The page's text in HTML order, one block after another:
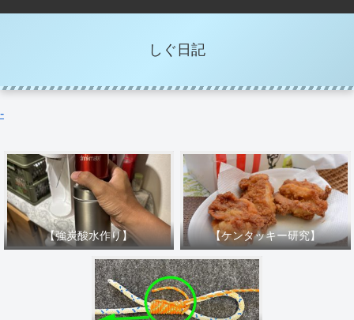
しぐ日記
-
【強炭酸水作り】 【ケンタッキー研究】